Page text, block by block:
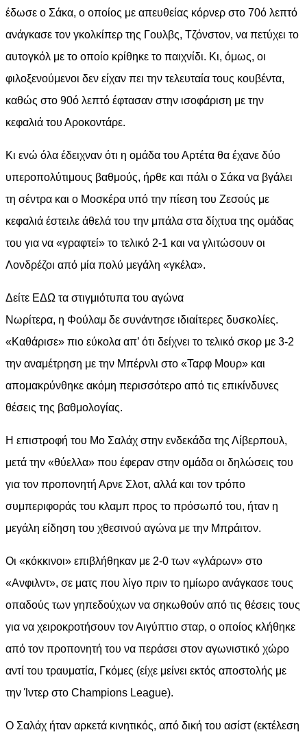
έδωσε ο Σάκα, ο οποίος με απευθείας κόρνερ στο 70ό λεπτό
ανάγκασε τον γκολκίπερ της Γουλβς, Τζόνστον, να πετύχει το
αυτογκόλ με το οποίο κρίθηκε το παιχνίδι. Κι, όμως, οι
φιλοξενούμενοι δεν είχαν πει την τελευταία τους κουβέντα,
καθώς στο 90ό λεπτό έφτασαν στην ισοφάριση με την
κεφαλιά του Αροκοντάρε.
Κι ενώ όλα έδειχναν ότι η ομάδα του Αρτέτα θα έχανε δύο
υπεροπολύτιμους βαθμούς, ήρθε και πάλι ο Σάκα να βγάλει
τη σέντρα και ο Μοσκέρα υπό την πίεση του Ζεσούς με
κεφαλιά έστειλε άθελά του την μπάλα στα δίχτυα της ομάδας
του για να «γραφτεί» το τελικό 2-1 και να γλιτώσουν οι
Λονδρέζοι από μία πολύ μεγάλη «γκέλα».
Δείτε ΕΔΩ τα στιγμιότυπα του αγώνα
Νωρίτερα, η Φούλαμ δε συνάντησε ιδιαίτερες δυσκολίες.
«Καθάρισε» πιο εύκολα απ’ ότι δείχνει το τελικό σκορ με 3-2
την αναμέτρηση με την Μπέρνλι στο «Ταρφ Μουρ» και
απομακρύνθηκε ακόμη περισσότερο από τις επικίνδυνες
θέσεις της βαθμολογίας.
Η επιστροφή του Μο Σαλάχ στην ενδεκάδα της Λίβερπουλ,
μετά την «θύελλα» που έφεραν στην ομάδα οι δηλώσεις του
για τον προπονητή Αρνε Σλοτ, αλλά και τον τρόπο
συμπεριφοράς του κλαμπ προς το πρόσωπό του, ήταν η
μεγάλη είδηση του χθεσινού αγώνα με την Μπράιτον.
Οι «κόκκινοι» επιβλήθηκαν με 2-0 των «γλάρων» στο
«Ανφιλντ», σε ματς που λίγο πριν το ημίωρο ανάγκασε τους
οπαδούς των γηπεδούχων να σηκωθούν από τις θέσεις τους
για να χειροκροτήσουν τον Αιγύπτιο σταρ, ο οποίος κλήθηκε
από τον προπονητή του να περάσει στον αγωνιστικό χώρο
αντί του τραυματία, Γκόμες (είχε μείνει εκτός αποστολής με
την Ίντερ στο Champions League).
Ο Σαλάχ ήταν αρκετά κινητικός, από δική του ασίστ (εκτέλεση